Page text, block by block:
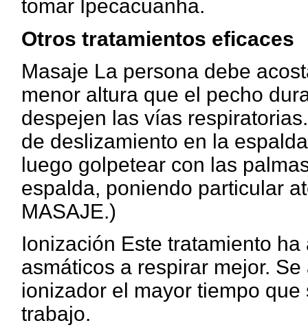
tomar Ipecacuanha.
Otros tratamientos eficaces
Masaje La persona debe
menor altura que el pecho
despejen las vías
de deslizamiento en la
luego golpetear con las
espalda, poniendo particular
MASAJE.)
Ionización Este tratamiento
asmáticos a respirar mejor.
ionizador el mayor tiempo
trabajo.